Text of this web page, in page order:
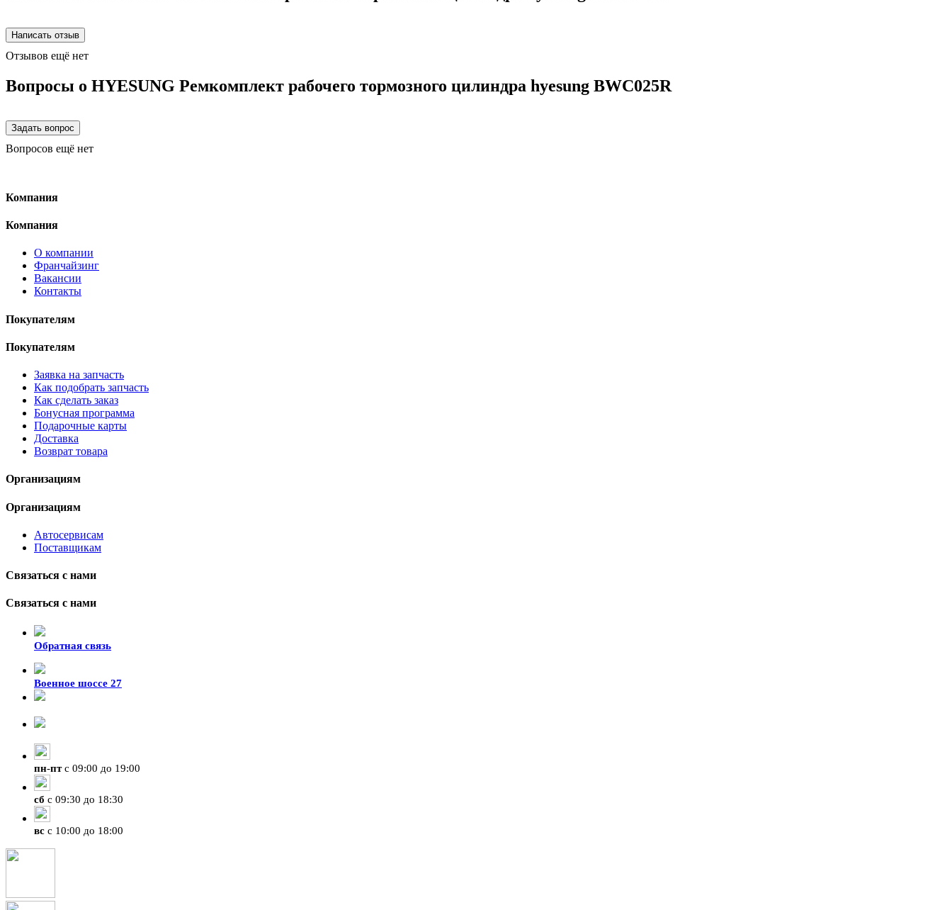
Отзывов ещё нет
Вопросы о HYESUNG Ремкомплект рабочего тормозного цилиндра hyesung BWC025R
Вопросов ещё нет
Компания
Компания
О компании
Франчайзинг
Вакансии
Контакты
Покупателям
Покупателям
Заявка на запчасть
Как подобрать запчасть
Как сделать заказ
Бонусная программа
Подарочные карты
Доставка
Возврат товара
Организациям
Организациям
Автосервисам
Поставщикам
Связаться с нами
Связаться с нами
Обратная связь
Военное шоссе 27
пн-птс 09:00 до 19:00
сб с 09:30 до 18:30
вс с 10:00 до 18:00